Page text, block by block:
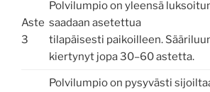
Aste
3
Polvilumpio on yleensä
saadaan asetettua
tilapäisesti paikoilleen.
kiertynyt jopa 30–60 astetta.
Polvilumpio on pysyvästi